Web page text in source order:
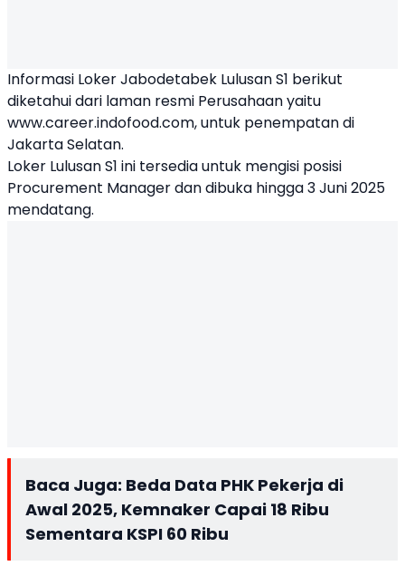
Informasi Loker Jabodetabek Lulusan S1 berikut
diketahui dari laman resmi Perusahaan yaitu
www.career.indofood.com,untuk penempatan di
Jakarta Selatan.
Loker Lulusan S1 ini tersedia untuk mengisi posisi
Procurement Manager dan dibuka hingga 3 Juni 2025
mendatang.
Baca Juga: Beda Data PHK Pekerja di
Awal 2025, Kemnaker Capai 18 Ribu
Sementara KSPI 60 Ribu